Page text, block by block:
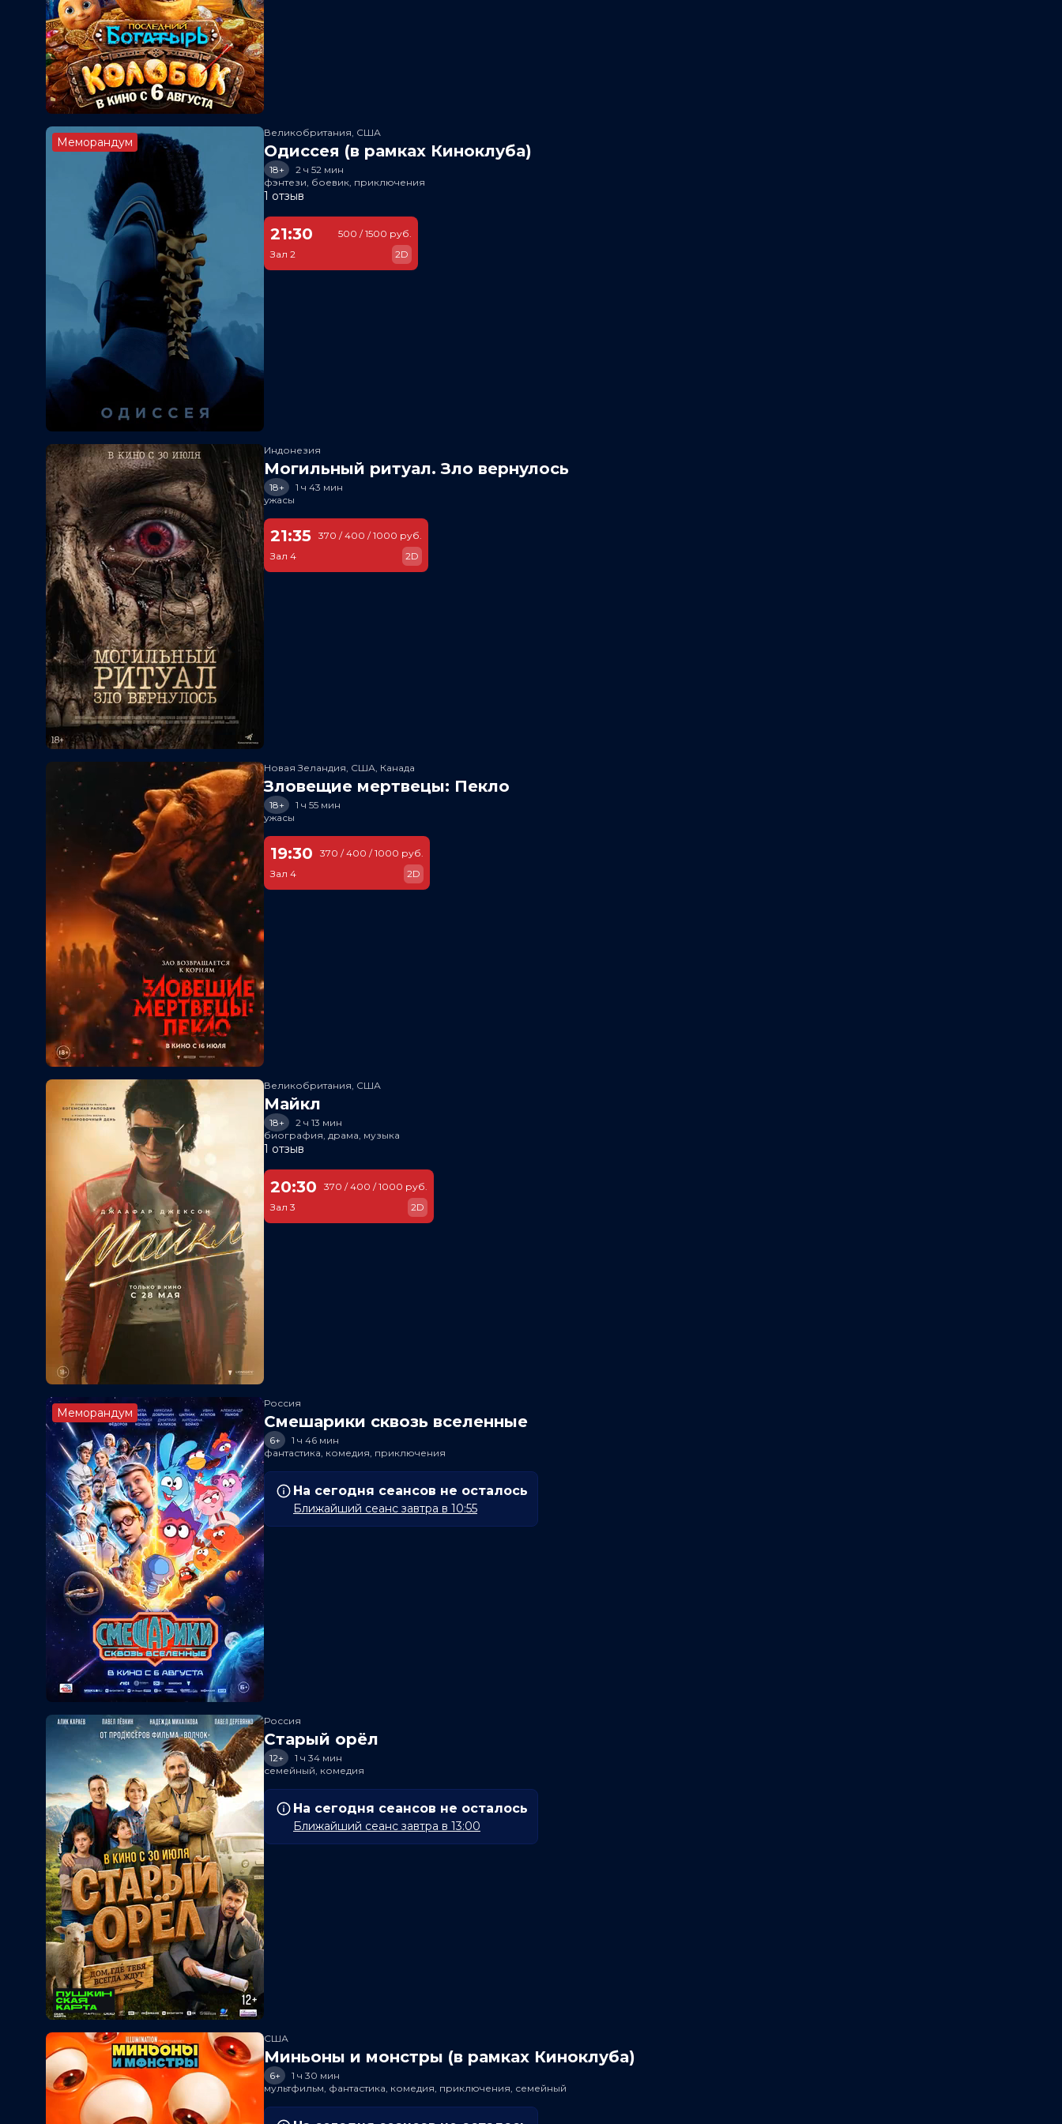
Меморандум
Великобритания, США
Одиссея (в рамках Киноклуба)
18+
2 ч 52 мин
фэнтези, боевик, приключения
1 отзыв
21:30
Зал 2
500 / 1500 руб.
2D
Индонезия
Могильный ритуал. Зло вернулось
18+
1 ч 43 мин
ужасы
21:35
Зал 4
370 / 400 / 1000 руб.
2D
Новая Зеландия, США, Канада
Зловещие мертвецы: Пекло
18+
1 ч 55 мин
ужасы
19:30
Зал 4
370 / 400 / 1000 руб.
2D
Великобритания, США
Майкл
18+
2 ч 13 мин
биография, драма, музыка
1 отзыв
20:30
Зал 3
370 / 400 / 1000 руб.
2D
Меморандум
Россия
Смешарики сквозь вселенные
6+
1 ч 46 мин
фантастика, комедия, приключения
На сегодня сеансов не осталось
Ближайший сеанс завтра в 10:55
Россия
Старый орёл
12+
1 ч 34 мин
семейный, комедия
На сегодня сеансов не осталось
Ближайший сеанс завтра в 13:00
США
Миньоны и монстры (в рамках Киноклуба)
6+
1 ч 30 мин
мультфильм, фантастика, комедия, приключения, семейный